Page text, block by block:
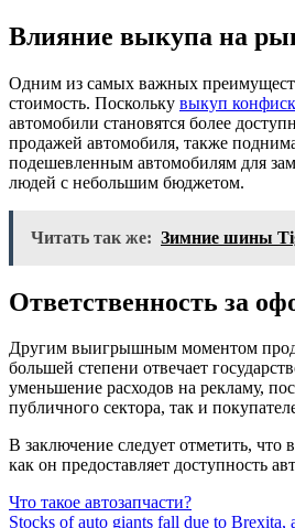
Влияние выкупа на
Одним из самых важных
стоимость. Поскольку выкуп
автомобили становятся более
продажей автомобиля, также
подешевленным автомобилям для
людей с небольшим бюджетом.
Читать так же: Зимние шины
Ответственность за
Другим выигрышным моментом
большей степени отвечает
уменьшение расходов на рекламу,
публичного сектора, так и
В заключение следует отметить,
как он предоставляет доступность
Навигация
Что такое автозапчасти?
Stocks of auto giants fall due to